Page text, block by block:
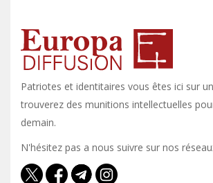
Patriotes et identitaires vous êtes ici sur
trouverez des munitions intellectuelles
demain.
N'hésitez pas a nous suivre sur nos